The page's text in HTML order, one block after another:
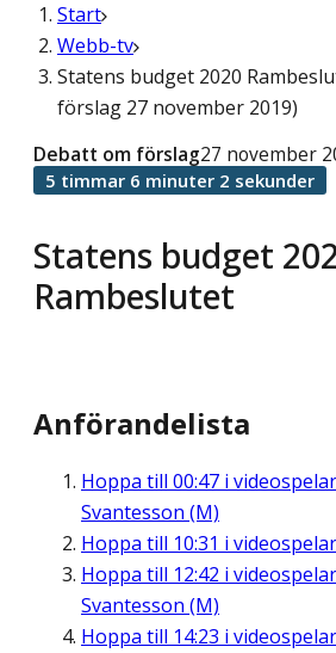
Start
Webb-tv
Statens budget 2020
förslag 27 november 2019)
Statens budget
Rambeslutet
Debatt om förslag27 november
5 timmar 6 minuter 2 sekunder
Anförandelista
Hoppa till 00:47 i
Svantesson (M)
Hoppa till 10:31 i
Hoppa till 12:42 i
Svantesson (M)
Hoppa till 14:23 i